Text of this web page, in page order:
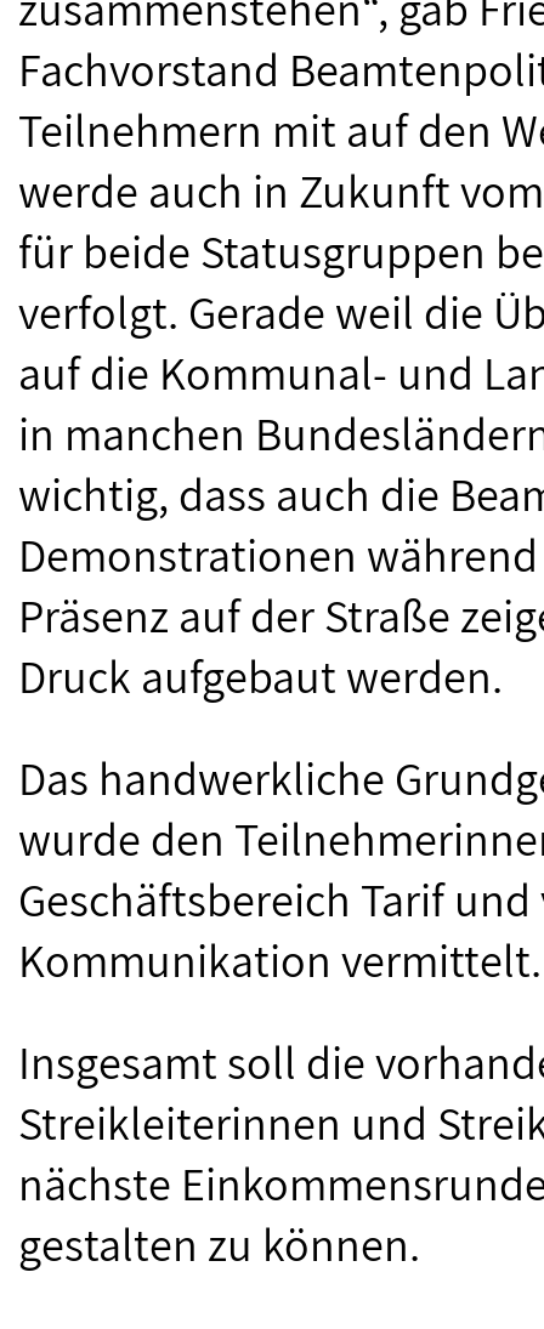
Fachvorstand
Teilnehmern mit auf den
werde auch in Zukunft
für beide Statusgruppen
verfolgt. Gerade weil die
auf die Kommunal- und
in manchen
wichtig, dass auch die
Demonstrationen
Präsenz auf der Straße
Druck aufgebaut werden.
Das handwerkliche
wurde den
Geschäftsbereich Tarif
Kommunikation vermittelt.
Insgesamt soll die
Streikleiterinnen und
nächste
gestalten zu können.